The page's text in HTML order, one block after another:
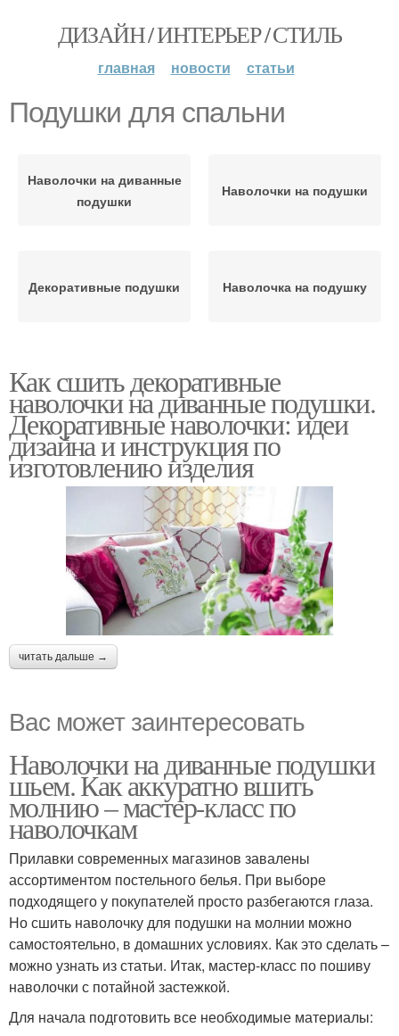
ДИЗАЙН / ИНТЕРЬЕР / СТИЛЬ
главная новости статьи
Подушки для спальни
Наволочки на диванные
подушки
Наволочки на подушки
Декоративные подушки Наволочка на подушку
Как сшить декоративные
наволочки на диванные подушки.
Декоративные наволочки: идеи
дизайна и инструкция по
изготовлению изделия
читать дальше →
Вас может заинтересовать
Наволочки на диванные подушки
шьем. Как аккуратно вшить
молнию – мастер-класс по
наволочкам
Прилавки современных магазинов завалены
ассортиментом постельного белья. При выборе
подходящего у покупателей просто разбегаются глаза.
Но сшить наволочку для подушки на молнии можно
самостоятельно, в домашних условиях. Как это сделать –
можно узнать из статьи. Итак, мастер-класс по пошиву
наволочки с потайной застежкой.
Для начала подготовить все необходимые материалы: